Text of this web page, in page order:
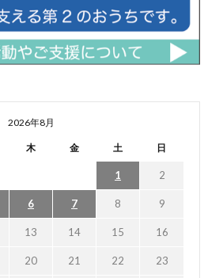
2026年8月
木 金 土 日
1 2
6 7 8 9
13 14 15 16
20 21 22 23